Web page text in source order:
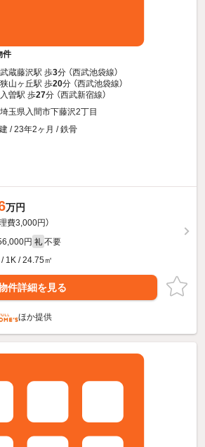
件
武蔵藤沢駅 歩3分 （西武池袋線）
狭山ヶ丘駅 歩20分 （西武池袋線）
入曽駅 歩27分 （西武新宿線）
埼玉県入間市下藤沢2丁目
/ 23年2ヶ月 / 鉄骨
万円
理費3,000円）
円 礼 不要
1K / 24.75㎡
件詳細を見る
ほか提供